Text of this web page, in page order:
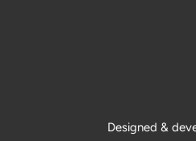
Designed &